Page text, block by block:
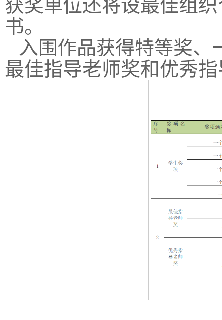
获奖单位还将设最佳组
书。
入围作品获得特等奖
最佳指导老师奖和优秀